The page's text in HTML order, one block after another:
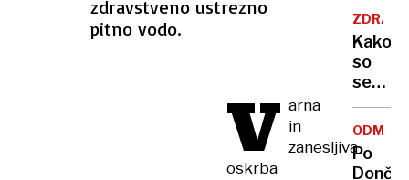
zdravstveno ustrezno
pitno vodo.
V arna
in
zanesljiva
oskrba
voda
Kako
so
se
cilji
vlade
Po